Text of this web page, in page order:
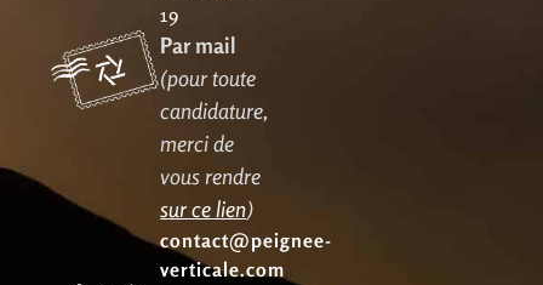
19
Par mail
(pour toute
candidature,
merci de
vous rendre
sur ce lien)
contact@peignee-
verticale.com